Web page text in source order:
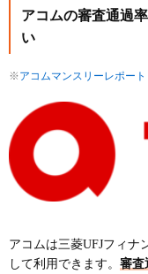
アコムの審査通過
い
※アコムマンスリーレポート
アコムは三菱UFJフィナ
して利用できます。 審査